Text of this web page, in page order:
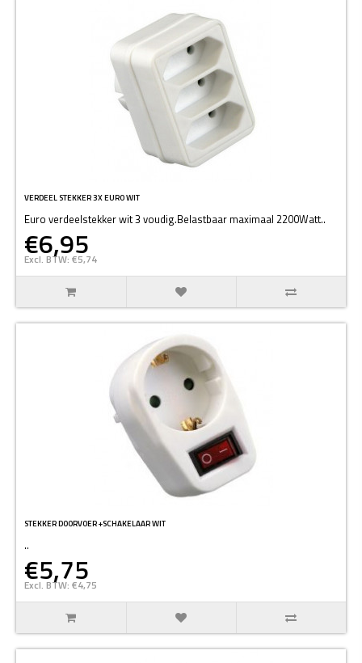
VERDEEL STEKKER 3X EURO WIT
Euro verdeelstekker wit 3 voudig.Belastbaar maximaal 2200Watt..
€6,95
Excl. BTW: €5,74
STEKKER DOORVOER +SCHAKELAAR WIT
..
€5,75
Excl. BTW: €4,75